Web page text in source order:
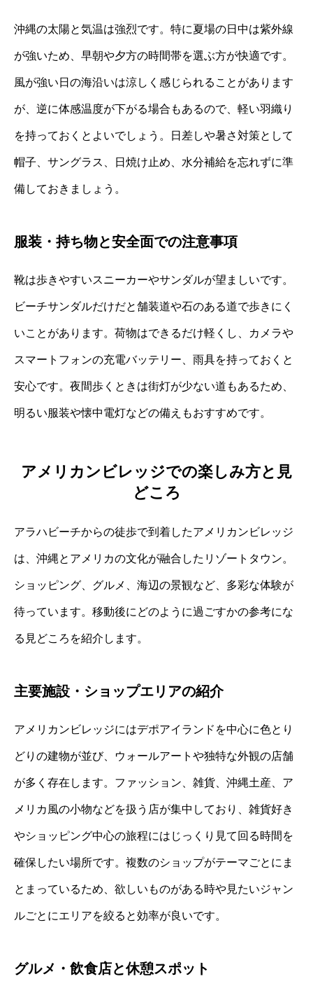
沖縄の太陽と気温は強烈です。特に夏場の日中は紫外線
が強いため、早朝や夕方の時間帯を選ぶ方が快適です。
風が強い日の海沿いは涼しく感じられることがあります
が、逆に体感温度が下がる場合もあるので、軽い羽織り
を持っておくとよいでしょう。日差しや暑さ対策として
帽子、サングラス、日焼け止め、水分補給を忘れずに準
備しておきましょう。
服装・持ち物と安全面での注意事項
靴は歩きやすいスニーカーやサンダルが望ましいです。
ビーチサンダルだけだと舗装道や石のある道で歩きにく
いことがあります。荷物はできるだけ軽くし、カメラや
スマートフォンの充電バッテリー、雨具を持っておくと
安心です。夜間歩くときは街灯が少ない道もあるため、
明るい服装や懐中電灯などの備えもおすすめです。
アメリカンビレッジでの楽しみ方と見
どころ
アラハビーチからの徒歩で到着したアメリカンビレッジ
は、沖縄とアメリカの文化が融合したリゾートタウン。
ショッピング、グルメ、海辺の景観など、多彩な体験が
待っています。移動後にどのように過ごすかの参考にな
る見どころを紹介します。
主要施設・ショップエリアの紹介
アメリカンビレッジにはデポアイランドを中心に色とり
どりの建物が並び、ウォールアートや独特な外観の店舗
が多く存在します。ファッション、雑貨、沖縄土産、ア
メリカ風の小物などを扱う店が集中しており、雑貨好き
やショッピング中心の旅程にはじっくり見て回る時間を
確保したい場所です。複数のショップがテーマごとにま
とまっているため、欲しいものがある時や見たいジャン
ルごとにエリアを絞ると効率が良いです。
グルメ・飲食店と休憩スポット